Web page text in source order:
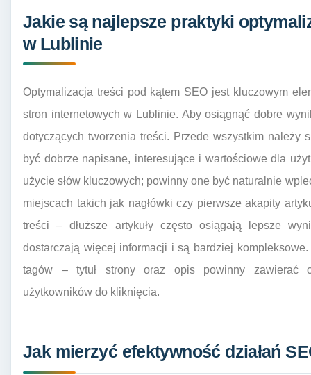
Jakie są najlepsze praktyki
w Lublinie
Optymalizacja treści pod kątem SEO jest kluczowym
stron internetowych w Lublinie. Aby osiągnąć dobre
dotyczących tworzenia treści. Przede wszystkim
być dobrze napisane, interesujące i wartościowe dla
użycie słów kluczowych; powinny one być naturalnie
miejscach takich jak nagłówki czy pierwsze akapity
treści – dłuższe artykuły często osiągają lepsze
dostarczają więcej informacji i są bardziej
tagów – tytuł strony oraz opis powinny zawierać
użytkowników do kliknięcia.
Jak mierzyć efektywność działań